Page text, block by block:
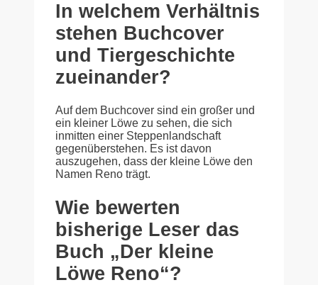
In welchem Verhältnis
stehen Buchcover
und Tiergeschichte
zueinander?
Auf dem Buchcover sind ein großer und
ein kleiner Löwe zu sehen, die sich
inmitten einer Steppenlandschaft
gegenüberstehen. Es ist davon
auszugehen, dass der kleine Löwe den
Namen Reno trägt.
Wie bewerten
bisherige Leser das
Buch „Der kleine
Löwe Reno“?